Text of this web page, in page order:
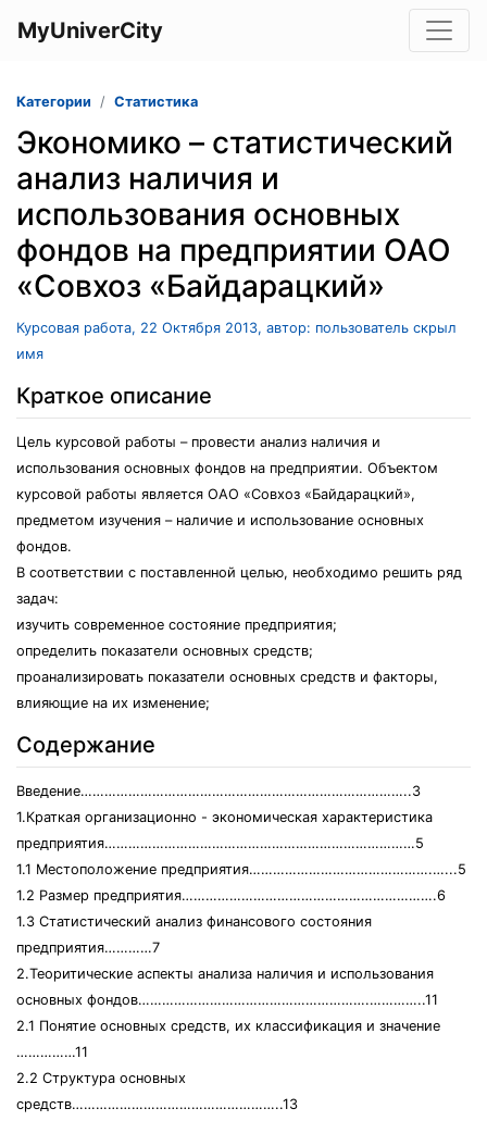
MyUniverCity
Категории Статистика
Экономико – статистический
анализ наличия и
использования основных
фондов на предприятии ОАО
«Совхоз «Байдарацкий»
Курсовая работа, 22 Октября 2013, автор: пользователь скрыл
имя
Краткое описание
Цель курсовой работы – провести анализ наличия и
использования основных фондов на предприятии. Объектом
курсовой работы является ОАО «Совхоз «Байдарацкий»,
предметом изучения – наличие и использование основных
фондов.
В соответствии с поставленной целью, необходимо решить ряд
задач:
изучить современное состояние предприятия;
определить показатели основных средств;
проанализировать показатели основных средств и факторы,
влияющие на их изменение;
Содержание
Введение………………………………………………………………………..3
1.Краткая организационно - экономическая характеристика
предприятия……………………………………………………………………5
1.1 Местоположение предприятия……………………………………….…...5
1.2 Размер предприятия……………………………………………………….6
1.3 Статистический анализ финансового состояния
предприятия…………7
2.Теоритические аспекты анализа наличия и использования
основных фондов………………………………………………….…………..11
2.1 Понятие основных средств, их классификация и значение
……………11
2.2 Структура основных
средств……………………………………………..13